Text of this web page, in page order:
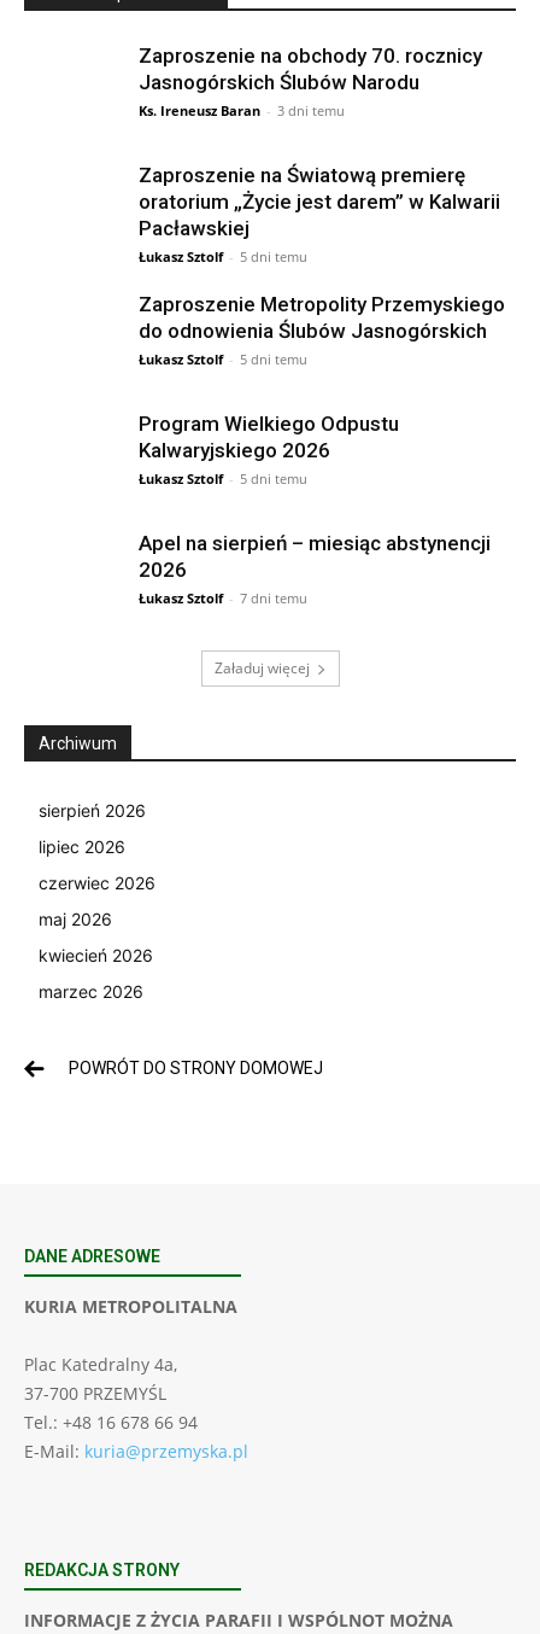
Zaproszenie na obchody 70. rocznicy
Jasnogórskich Ślubów Narodu
Ks. Ireneusz Baran - 3 dni temu
Zaproszenie na Światową premierę
oratorium „Życie jest darem” w Kalwarii
Pacławskiej
Łukasz Sztolf - 5 dni temu
Zaproszenie Metropolity Przemyskiego
do odnowienia Ślubów Jasnogórskich
Łukasz Sztolf - 5 dni temu
Program Wielkiego Odpustu
Kalwaryjskiego 2026
Łukasz Sztolf - 5 dni temu
Apel na sierpień – miesiąc abstynencji
2026
Łukasz Sztolf - 7 dni temu
Załaduj więcej
Archiwum
sierpień 2026
lipiec 2026
czerwiec 2026
maj 2026
kwiecień 2026
marzec 2026
POWRÓT DO STRONY DOMOWEJ
DANE ADRESOWE
KURIA METROPOLITALNA
Plac Katedralny 4a,
37-700 PRZEMYŚL
Tel.: +48 16 678 66 94
E-Mail: kuria@przemyska.pl
REDAKCJA STRONY
INFORMACJE Z ŻYCIA PARAFII I WSPÓLNOT MOŻNA